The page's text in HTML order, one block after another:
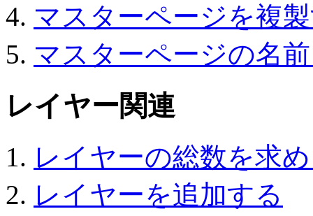
マスターページを複
マスターページの名
レイヤー関連
レイヤーの総数を求
レイヤーを追加する